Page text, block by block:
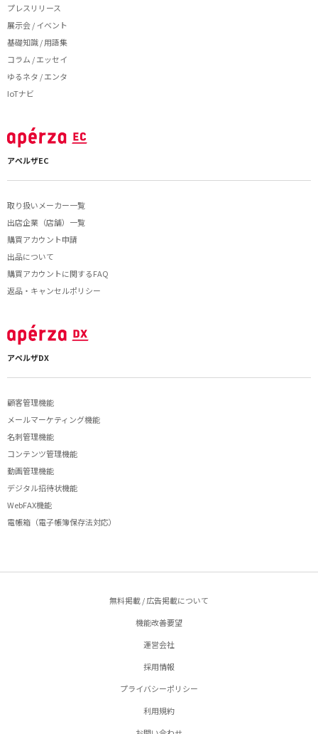
プレスリリース
展示会 / イベント
基礎知識 / 用語集
コラム / エッセイ
ゆるネタ / エンタ
IoTナビ
アペルザEC
取り扱いメーカー一覧
出店企業（店舗）一覧
購買アカウント申請
出品について
購買アカウントに関するFAQ
返品・キャンセルポリシー
アペルザDX
顧客管理機能
メールマーケティング機能
名刺管理機能
コンテンツ管理機能
動画管理機能
デジタル招待状機能
WebFAX機能
電帳箱（電子帳簿保存法対応）
無料掲載 / 広告掲載について
機能改善要望
運営会社
採用情報
プライバシーポリシー
利用規約